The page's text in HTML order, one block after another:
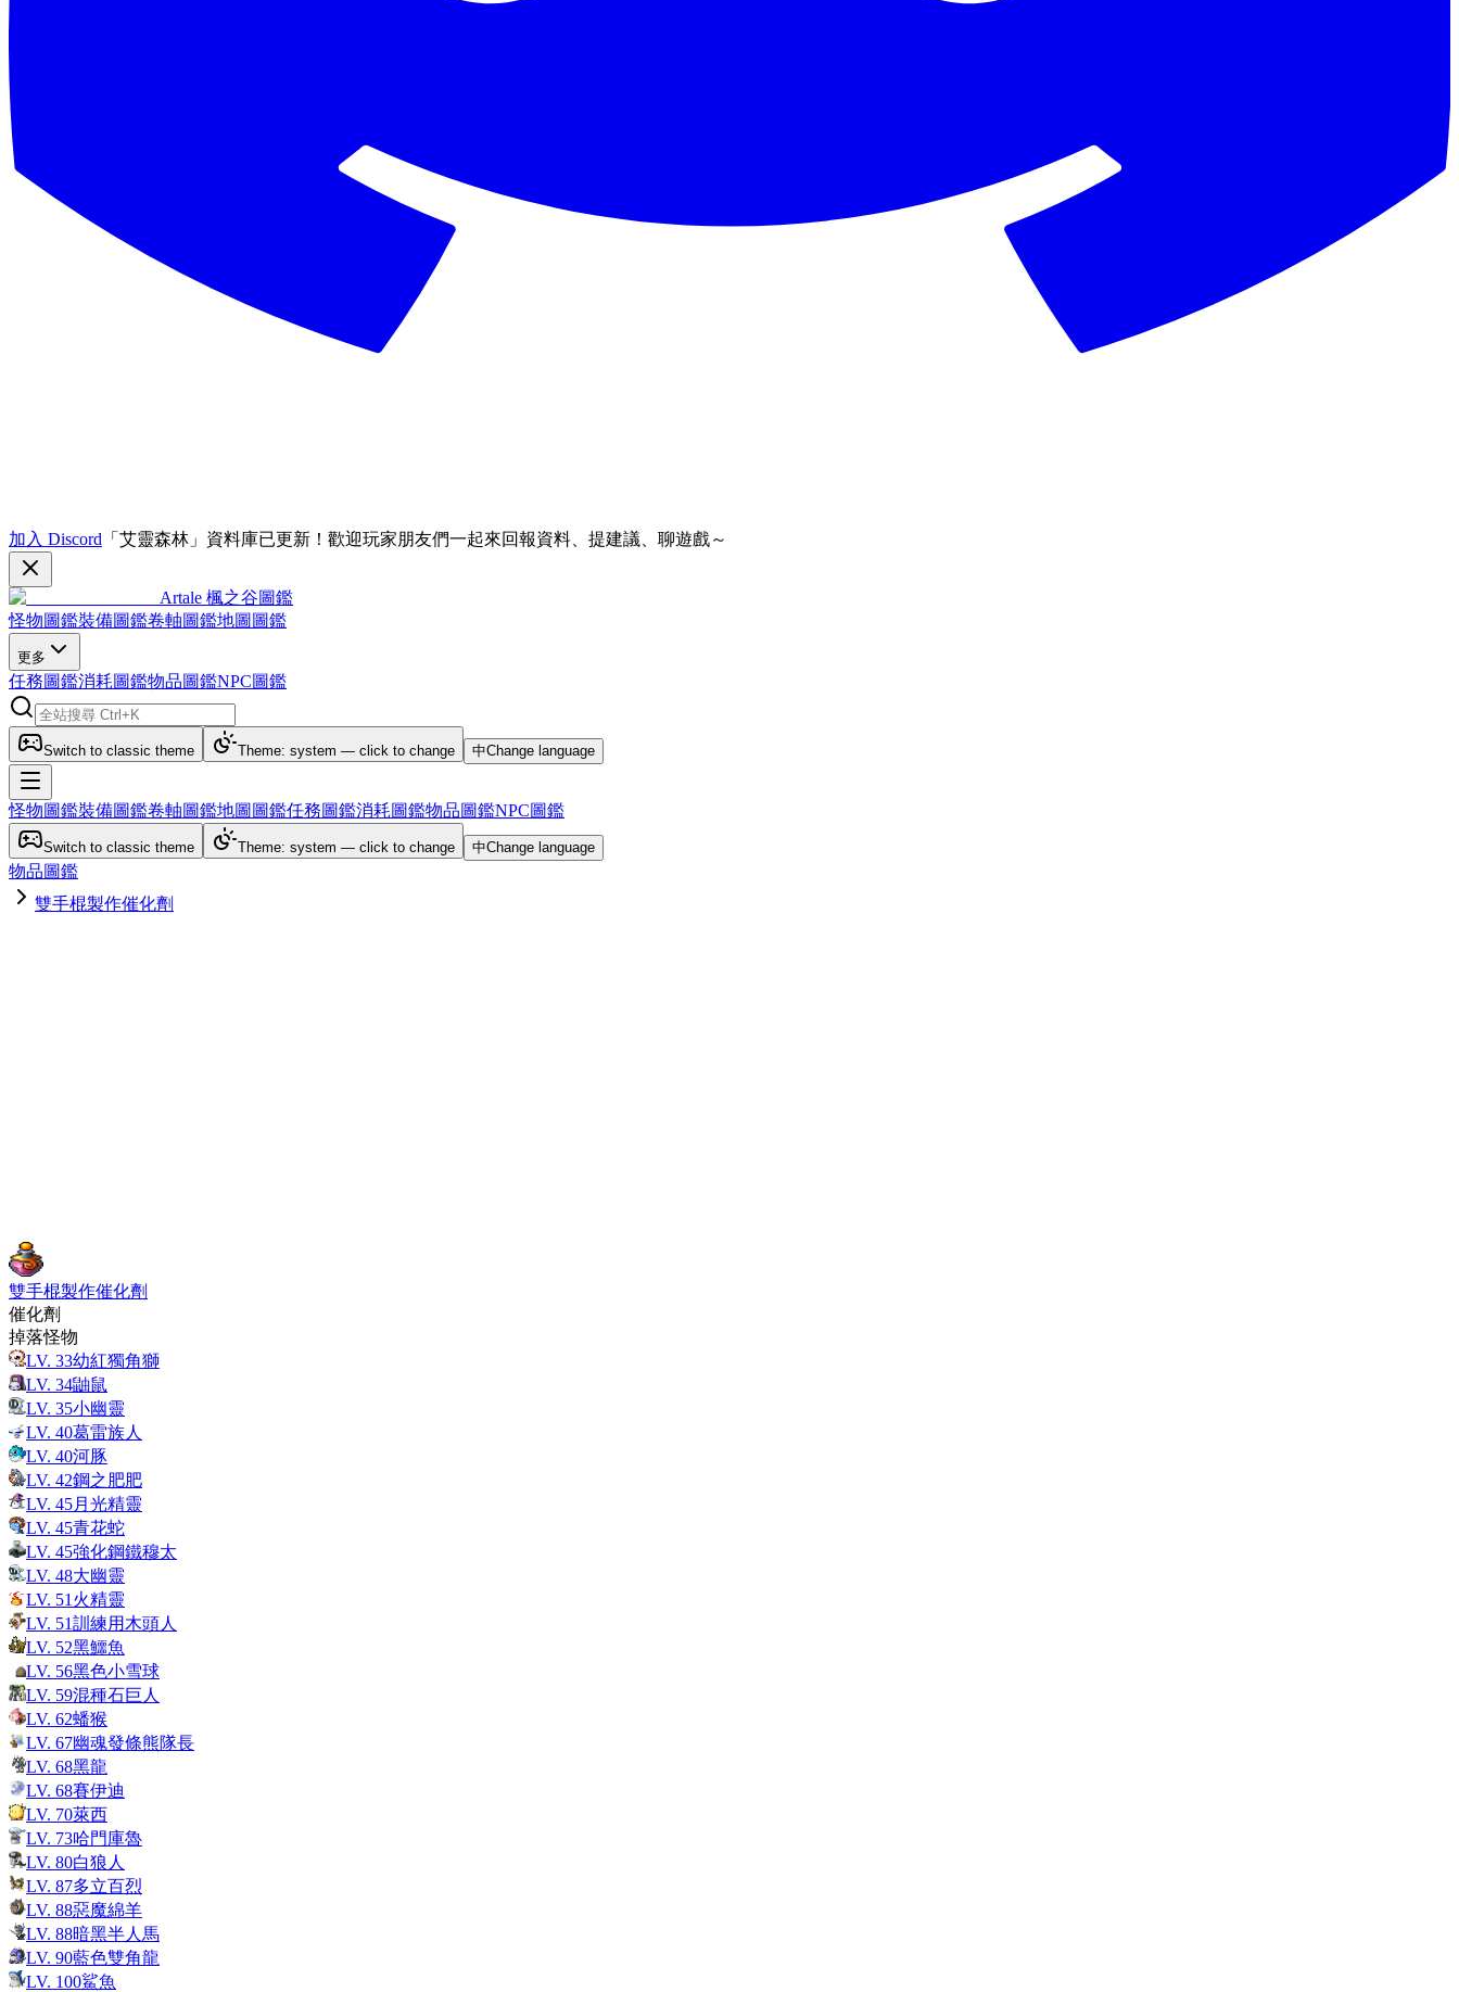
加入 Discord 「艾靈森林」資料庫已更新！歡迎玩家朋友們一起來回報資料、提建議、聊遊戲～
Artale 楓之谷圖鑑
怪物圖鑑裝備圖鑑卷軸圖鑑地圖圖鑑
更多
任務圖鑑消耗圖鑑物品圖鑑NPC圖鑑
Switch to classic theme Theme: system — click to change 中Change language
怪物圖鑑裝備圖鑑卷軸圖鑑地圖圖鑑任務圖鑑消耗圖鑑物品圖鑑NPC圖鑑
Switch to classic theme Theme: system — click to change 中Change language
物品圖鑑
雙手棍製作催化劑
雙手棍製作催化劑
催化劑
掉落怪物
LV. 33幼紅獨角獅
LV. 34鼬鼠
LV. 35小幽靈
LV. 40葛雷族人
LV. 40河豚
LV. 42鋼之肥肥
LV. 45月光精靈
LV. 45青花蛇
LV. 45強化鋼鐵穆太
LV. 48大幽靈
LV. 51 火精靈
LV. 51訓練用木頭人
LV. 52黑鱷魚
LV. 56黑色小雪球
LV. 59混種石巨人
LV. 62蟠猴
LV. 67幽魂發條熊隊長
LV. 68黑龍
LV. 68賽伊迪
LV. 70萊西
LV. 73哈門庫魯
LV. 80白狼人
LV. 87多立百烈
LV. 88惡魔綿羊
LV. 88暗黑半人馬
LV. 90藍色雙角龍
LV. 100鯊魚